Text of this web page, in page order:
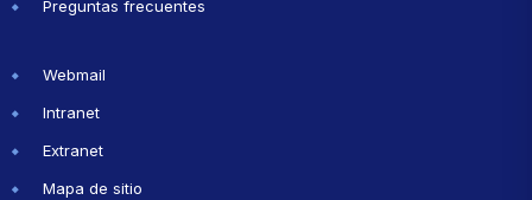
Preguntas frecuentes
Webmail
Intranet
Extranet
Mapa de sitio